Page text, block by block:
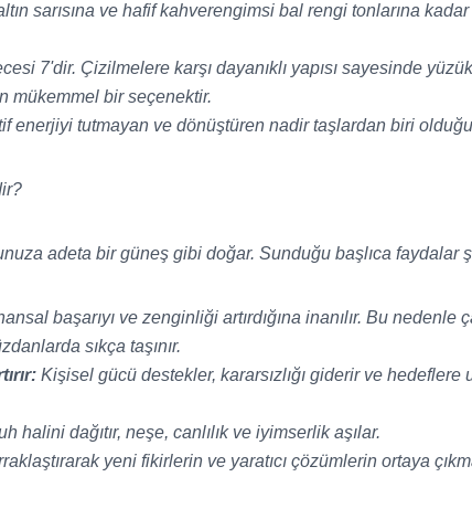
sarısına ve hafif kahverengimsi bal rengi tonlarına
7'dir. Çizilmelere karşı dayanıklı yapısı sayesinde
mükemmel bir seçenektir.
enerjiyi tutmayan ve dönüştüren nadir taşlardan biri
adeta bir güneş gibi doğar. Sunduğu başlıca faydalar
başarıyı ve zenginliği artırdığına inanılır. Bu nedenle
sıkça taşınır.
Kişisel gücü destekler, kararsızlığı giderir ve hedeflere
halini dağıtır, neşe, canlılık ve iyimserlik aşılar.
yeni fikirlerin ve yaratıcı çözümlerin ortaya